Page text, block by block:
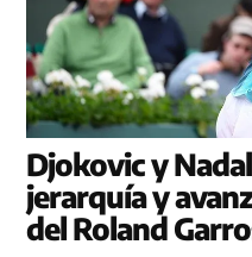
Djokovic y
jerarquía y
del Roland